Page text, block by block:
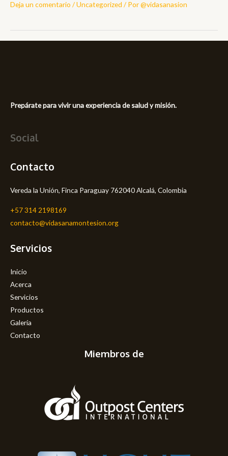
Deja un comentario /Uncategorized / Por@vidasanasion
Prepárate para vivir una experiencia de salud y misión.
Social
Contacto
Vereda la Unión, Finca Paraguay 762040 Alcalá, Colombia
+57 314 2198169
contacto@vidasanamontesion.org
Servicios
Inicio
Acerca
Servicios
Productos
Galería
Contacto
Miembros de